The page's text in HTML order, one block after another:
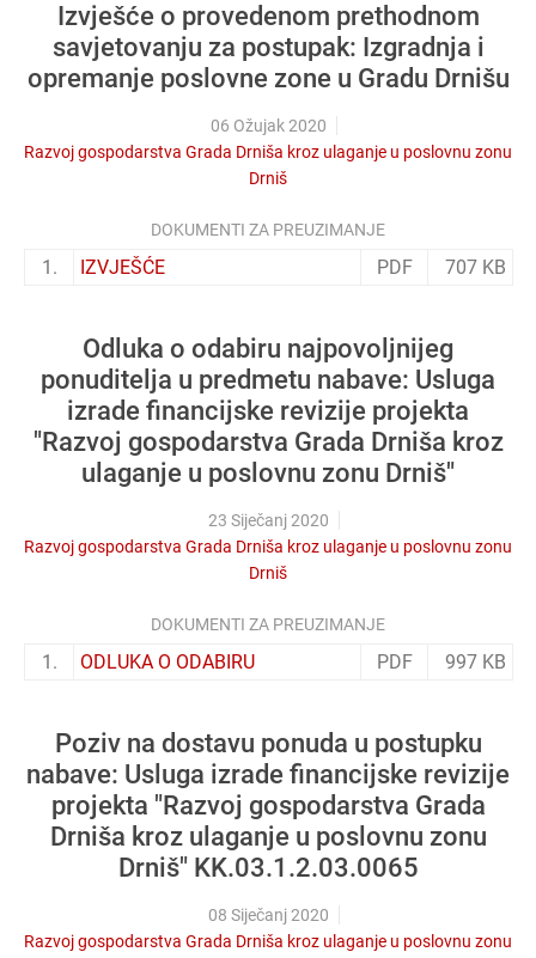
Izvješće o provedenom prethodnom
savjetovanju za postupak: Izgradnja i
opremanje poslovne zone u Gradu Drnišu
06 Ožujak 2020
Razvoj gospodarstva Grada Drniša kroz ulaganje u poslovnu zonu
Drniš
DOKUMENTI ZA PREUZIMANJE
1. IZVJEŠĆE PDF 707 KB
Odluka o odabiru najpovoljnijeg
ponuditelja u predmetu nabave: Usluga
izrade financijske revizije projekta
"Razvoj gospodarstva Grada Drniša kroz
ulaganje u poslovnu zonu Drniš"
23 Siječanj 2020
Razvoj gospodarstva Grada Drniša kroz ulaganje u poslovnu zonu
Drniš
DOKUMENTI ZA PREUZIMANJE
1. ODLUKA O ODABIRU PDF 997 KB
Poziv na dostavu ponuda u postupku
nabave: Usluga izrade financijske revizije
projekta "Razvoj gospodarstva Grada
Drniša kroz ulaganje u poslovnu zonu
Drniš" KK.03.1.2.03.0065
08 Siječanj 2020
Razvoj gospodarstva Grada Drniša kroz ulaganje u poslovnu zonu